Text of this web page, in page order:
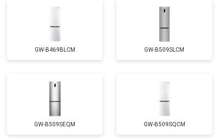
GW-B469BLCM GW-B509SLCM
GW-B509SEQM GW-B509SQCM